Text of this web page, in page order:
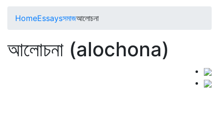
HomeEssaysসমাজআলোচনা
আলোচনা (alochona)